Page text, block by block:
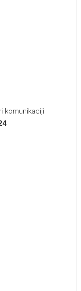
komunikaciji